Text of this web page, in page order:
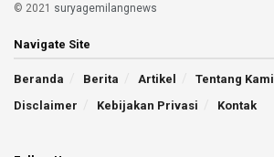
© 2021 suryagemilangnews
Navigate Site
Beranda Berita Artikel Tentang Kami
Disclaimer
Kebijakan Privasi Kontak